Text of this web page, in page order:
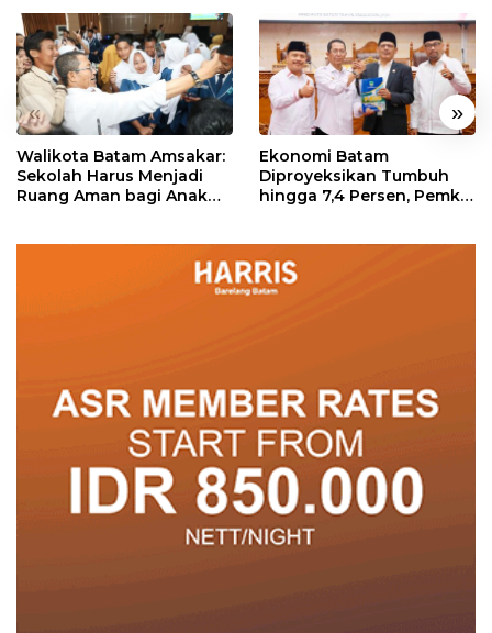
« »
Walikota Batam Amsakar:
Sekolah Harus Menjadi
Ruang Aman bagi Anak
Ekonomi Batam
Diproyeksikan Tumbuh
hingga 7,4 Persen, Pemko